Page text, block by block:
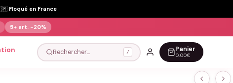
Floqué en France
5+ art. -20%
Rechercher… / Panier
0,00€